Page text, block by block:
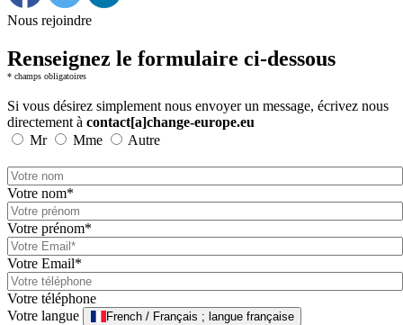
Nous rejoindre
Renseignez le formulaire ci-dessous
* champs obligatoires
Si vous désirez simplement nous envoyer un message, écrivez nous
directement à contact[a]change-europe.eu
Mr
Mme Autre
Votre nom*
Votre prénom*
Votre Email*
Votre téléphone
Votre langue
French / Français ; langue française